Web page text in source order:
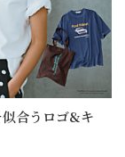
合うロゴ&キ